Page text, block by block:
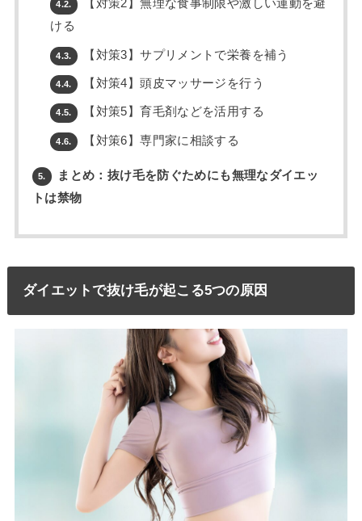
4.2.
【対策2】無理な食事制限や激しい運動を避
ける
4.3. 【対策3】サプリメントで栄養を補う
4.4. 【対策4】頭皮マッサージを行う
4.5. 【対策5】育毛剤などを活用する
4.6. 【対策6】専門家に相談する
5.
まとめ：抜け毛を防ぐためにも無理なダイエッ
トは禁物
ダイエットで抜け毛が起こる5つの原因